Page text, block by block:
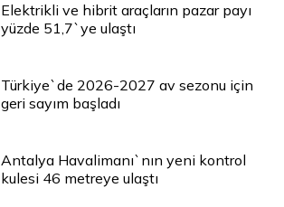
Elektrikli ve hibrit araçların pazar payı
yüzde 51,7`ye ulaştı
Türkiye`de 2026-2027 av sezonu için
geri sayım başladı
Antalya Havalimanı`nın yeni kontrol
kulesi 46 metreye ulaştı